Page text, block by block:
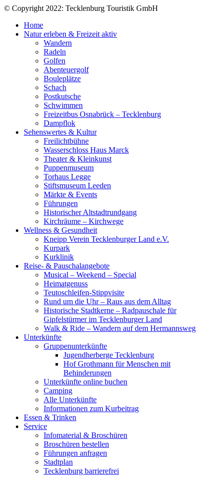
© Copyright 2022: Tecklenburg Touristik GmbH
Home
Natur erleben & Freizeit aktiv
Wandern
Radeln
Golfen
Abenteuergolf
Bouleplätze
Schach
Postkutsche
Schwimmen
Freizeitbus Osnabrück – Tecklenburg
Dampflok
Sehenswertes & Kultur
Freilichtbühne
Wasserschloss Haus Marck
Theater & Kleinkunst
Puppenmuseum
Torhaus Legge
Stiftsmuseum Leeden
Märkte & Events
Führungen
Historischer Altstadtrundgang
Kirchräume – Kirchwege
Wellness & Gesundheit
Kneipp Verein Tecklenburger Land e.V.
Kurpark
Kurklinik
Reise- & Pauschalangebote
Musical – Weekend – Special
Heimatgenuss
Teutoschleifen-Stippvisite
Rund um die Uhr – Raus aus dem Alltag
Historische Stadtkerne – Radpauschale für
Gipfelstürmer im Tecklenburger Land
Walk & Ride – Wandern auf dem Hermannsweg
Unterkünfte
Gruppenunterkünfte
Jugendherberge Tecklenburg
Hof Grothmann für Menschen mit
Behinderungen
Unterkünfte online buchen
Camping
Alle Unterkünfte
Informationen zum Kurbeitrag
Essen & Trinken
Service
Infomaterial & Broschüren
Broschüren bestellen
Führungen anfragen
Stadtplan
Tecklenburg barrierefrei